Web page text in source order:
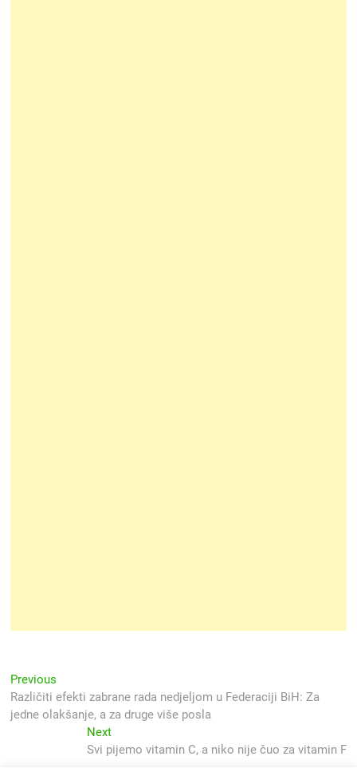
Navigacija
objava
Previous
post:
Različiti efekti zabrane rada nedjeljom u Federaciji BiH: Za
jedne olakšanje, a za druge više posla
NextNext
post:
Svi pijemo vitamin C, a niko nije čuo za vitamin F